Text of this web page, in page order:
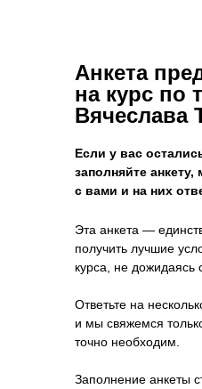
Если у вас
заполняйте
с вами и на них
Анкета
на курс по
Вячеслава
Эта анкета —
получить лучшие
курса, не дожидаясь
Ответьте на
и мы свяжемся
точно необходим.
Заполнение анкеты